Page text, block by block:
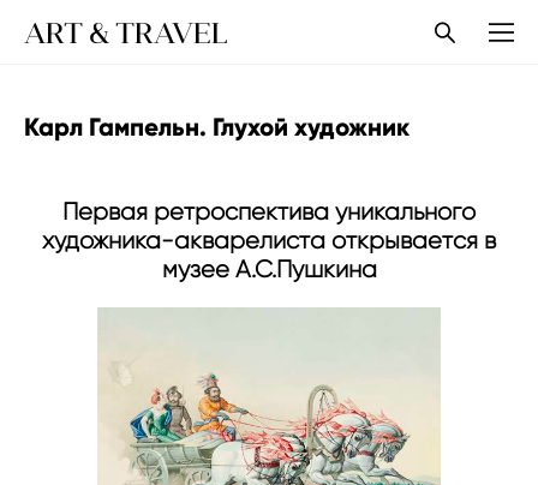
ART & TRAVEL
Карл Гампельн. Глухой художник
Первая ретроспектива уникального
художника-акварелиста открывается в
музее А.С.Пушкина